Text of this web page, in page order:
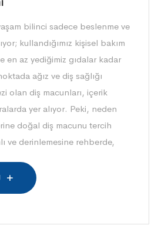
bilinci sadece beslenme ve
kullandığımız kişisel bakım
en az yediğimiz gıdalar kadar
ağız ve diş sağlığı
olan diş macunları, içerik
yer alıyor. Peki, neden
doğal diş macunu tercih
ve derinlemesine rehberde,